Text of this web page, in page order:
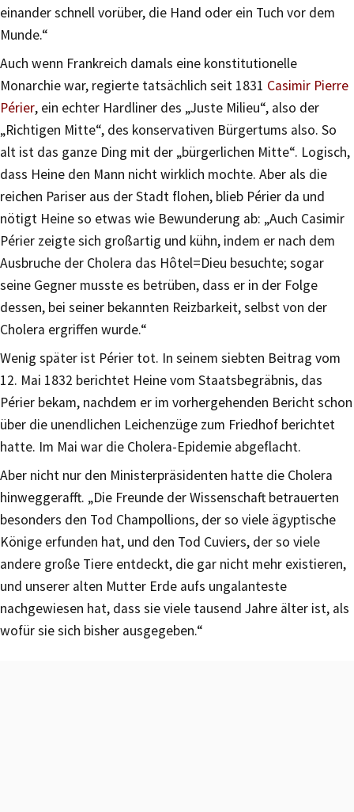
einander schnell vorüber, die Hand oder ein Tuch vor dem
Munde.“
Auch wenn Frankreich damals eine konstitutionelle
Monarchie war, regierte tatsächlich seit 1831 Casimir Pierre
Périer, ein echter Hardliner des „Juste Milieu“, also der
„Richtigen Mitte“, des konservativen Bürgertums also. So
alt ist das ganze Ding mit der „bürgerlichen Mitte“. Logisch,
dass Heine den Mann nicht wirklich mochte. Aber als die
reichen Pariser aus der Stadt flohen, blieb Périer da und
nötigt Heine so etwas wie Bewunderung ab: „Auch Casimir
Périer zeigte sich großartig und kühn, indem er nach dem
Ausbruche der Cholera das Hôtel=Dieu besuchte; sogar
seine Gegner musste es betrüben, dass er in der Folge
dessen, bei seiner bekannten Reizbarkeit, selbst von der
Cholera ergriffen wurde.“
Wenig später ist Périer tot. In seinem siebten Beitrag vom
12. Mai 1832 berichtet Heine vom Staatsbegräbnis, das
Périer bekam, nachdem er im vorhergehenden Bericht schon
über die unendlichen Leichenzüge zum Friedhof berichtet
hatte. Im Mai war die Cholera-Epidemie abgeflacht.
Aber nicht nur den Ministerpräsidenten hatte die Cholera
hinweggerafft. „Die Freunde der Wissenschaft betrauerten
besonders den Tod Champollions, der so viele ägyptische
Könige erfunden hat, und den Tod Cuviers, der so viele
andere große Tiere entdeckt, die gar nicht mehr existieren,
und unserer alten Mutter Erde aufs ungalanteste
nachgewiesen hat, dass sie viele tausend Jahre älter ist, als
wofür sie sich bisher ausgegeben.“